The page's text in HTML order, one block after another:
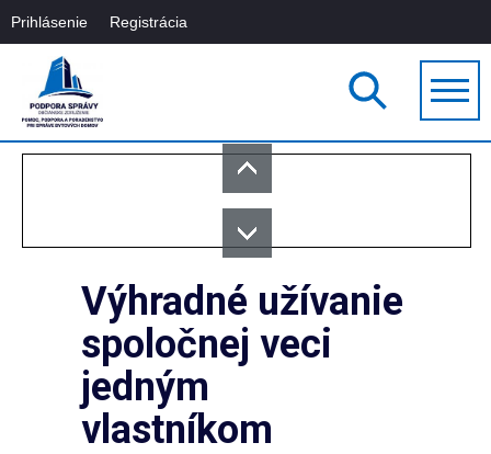
Prihlásenie Registrácia
Výhradné užívanie
spoločnej veci
jedným
vlastníkom